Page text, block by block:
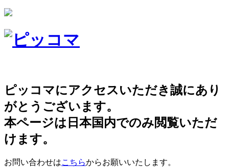
ピッコマにアクセスいただき誠にあり
がとうございます。
本ページは日本国内でのみ閲覧いただ
けます。
お問い合わせはこちらからお願いいたします。